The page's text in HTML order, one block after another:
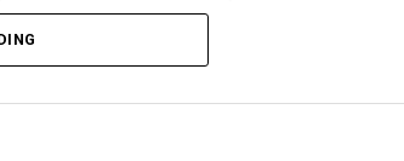
przedstawionego na